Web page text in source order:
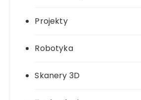
Projekty
Robotyka
Skanery 3D